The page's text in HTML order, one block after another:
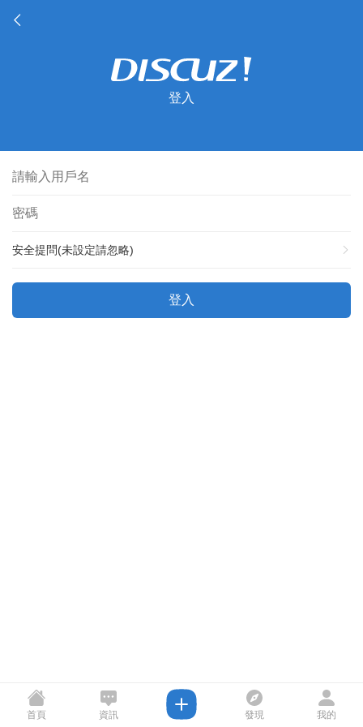
登入
安全提問(未設定請忽略)
登入
首頁 資訊 發現 我的